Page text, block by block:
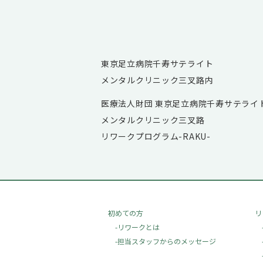
東京足立病院千寿サテライト
メンタルクリニック三叉路内
医療法人財団 東京足立病院千寿サテライ
メンタルクリニック三叉路
リワークプログラム-RAKU-
初めての方
-リワークとは
-担当スタッフからのメッセージ